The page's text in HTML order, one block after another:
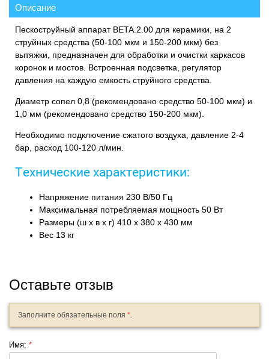
Описание
Пескоструйный аппарат BETA.2.00 для керамики, на 2
струйных средства (50-100 мкм и 150-200 мкм) без
вытяжки, предназначен для обработки и очистки каркасов
коронок и мостов. Встроенная подсветка, регулятор
давления на каждую емкость струйного средства.
Диаметр сопел 0,8 (рекомендовано средство 50-100 мкм) и
1,0 мм (рекомендовано средство 150-200 мкм).
Необходимо подключение сжатого воздуха, давление 2-4
бар, расход 100-120 л/мин.
Технические характеристики:
Напряжение питания 230 В/50 Гц
Максимальная потребляемая мощность 50 Вт
Размеры (ш х в х г) 410 х 380 х 430 мм
Вес 13 кг
Оставьте отзыв
Заполните обязательные поля *
Имя: *